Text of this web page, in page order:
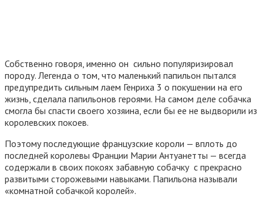
Собственно говоря, именно он сильно популяризировал
породу. Легенда о том, что маленький папильон пытался
предупредить сильным лаем Генриха 3 о покушении на его
жизнь, сделала папильонов героями. На самом деле собачка
смогла бы спасти своего хозяина, если бы ее не выдворили из
королевских покоев.
Поэтому последующие французские короли — вплоть до
последней королевы Франции Марии Антуанетты — всегда
содержали в своих покоях забавную собачку с прекрасно
развитыми сторожевыми навыками. Папильона называли
«комнатной собачкой королей».